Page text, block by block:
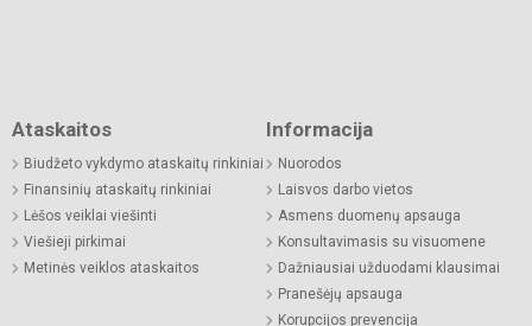
Ataskaitos
Biudžeto vykdymo ataskaitų rinkiniai
Finansinių ataskaitų rinkiniai
Lėšos veiklai viešinti
Viešieji pirkimai
Metinės veiklos ataskaitos
Informacija
Nuorodos
Laisvos darbo vietos
Asmens duomenų apsauga
Konsultavimasis su visuomene
Dažniausiai užduodami klausimai
Pranešėjų apsauga
Korupcijos prevencija